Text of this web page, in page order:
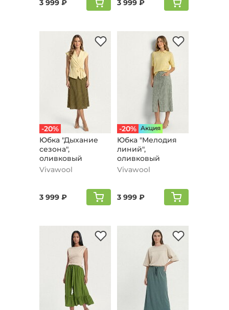
3 999 ₽ 3 999 ₽
-20%
Юбка "Дыхание
сезона",
оливковый
Vivawool
3 999 ₽
-20% Aкция
Юбка "Мелодия
линий",
оливковый
Vivawool
3 999 ₽